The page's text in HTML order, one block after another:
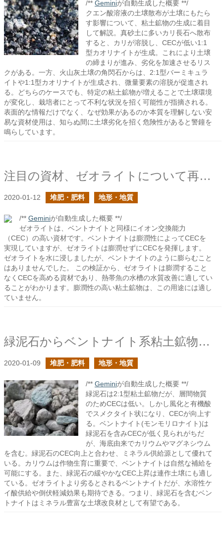
/** Geminiが自動生成した概要 **/
クエン酸溶液の土壌散布が土壌にもたら
す影響について、粘土鉱物の生成に着目
して解説。真砂土に多いカリ長石へ散布
すると、カリが溶脱し、CECが低い1:1
型カオリナイトが生成。これにより土壌
の締まりが進み、劣化を加速させるリス
クがある。一方、火山灰土壌の角閃石からは、2:1型バーミキュラ
イトや1:1型カオリナイトが生成され、微量要素の溶脱が促進され
る。どちらのケースでも、特定の粘土鉱物が増えることで土壌環境
が変化し、栽培者にとって不利な状況を招く可能性が指摘される。
表面的な情報だけでなく、なぜ効果があるのか本質を理解しない安
易な資材使用は、知らぬ間に土壌劣化を招く危険性があると警鐘を
鳴らしています。
注目の資材、ゼオライトについて再びの続き
2020-01-12 堆肥・肥料 地形・地質
/** Geminiが自動生成した概要 **/
ゼオライトは、ベントナイトと同様にイオン交換能力
（CEC）の高い資材です。ベントナイトは膨潤性によってCECを
実現していますが、ゼオライトは膨潤せずにCECを発揮します。
ゼオライトを水に浸しましたが、ベントナイトのように膨らむこと
はありませんでした。 この検証から、ゼオライトは膨潤すること
なくCECを高める資材であり、熱帯魚の水槽の水質改善に適してい
ることがわかります。膨潤性の高い粘土鉱物は、この用途には適し
ていません。
緑泥石からベントナイト系粘土鉱物肥料を考える
2020-01-09 堆肥・肥料 地形・地質
/** Geminiが自動生成した概要 **/
緑泥石は2:1型粘土鉱物だが、層間物質
のためCECは低い。しかし風化と有機酸
でスメクタイト状になり、CECが向上す
る。ベントナイト(モンモリロナイト)は
緑泥石を含みCECが低く見られがちだ
が、海底由来でカリウムやマグネシウム
を含む。緑泥石のCEC向上と合わせ、ミネラル供給源として優れて
いる。カリウムは作物生育に重要で、ベントナイトは自然な補給を
可能にする。また、緑泥石の緩やかなCEC上昇は連作土壌にも適し
ている。ゼオライトより劣るとされるベントナイトだが、水溶性ケ
イ酸供給や倒伏軽減効果も期待できる。つまり、緑泥石を含むベン
トナイトはミネラル豊富な土壌改良材として有望である。